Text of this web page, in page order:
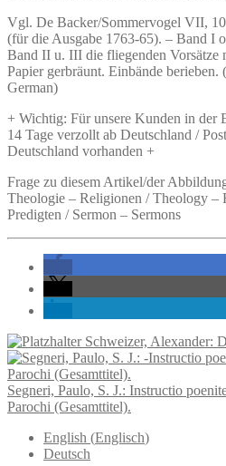
Vgl. De Backer/Sommervogel VII,
(für die Ausgabe 1763-65). – Band I
Band II u. III die fliegenden Vorsätze
Papier gerbräunt. Einbände berieben.
German)
+ Wichtig: Für unsere Kunden in der
14 Tage verzollt ab Deutschland /
Deutschland vorhanden +
Frage zu diesem Artikel/der
Theologie – Religionen / Theology –
Predigten / Sermon – Sermons
Schweizer, Alexander:
Segneri, Paulo, S. J.: Instructio
Parochi (Gesamttitel).
English (Englisch)
Deutsch